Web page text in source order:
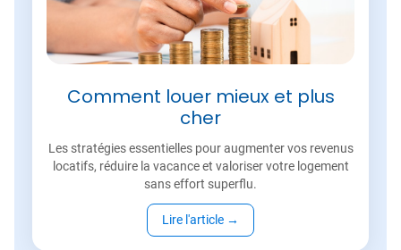
Comment louer mieux et plus
cher
Les stratégies essentielles pour augmenter vos revenus
locatifs, réduire la vacance et valoriser votre logement
sans effort superflu.
Lire l'article →